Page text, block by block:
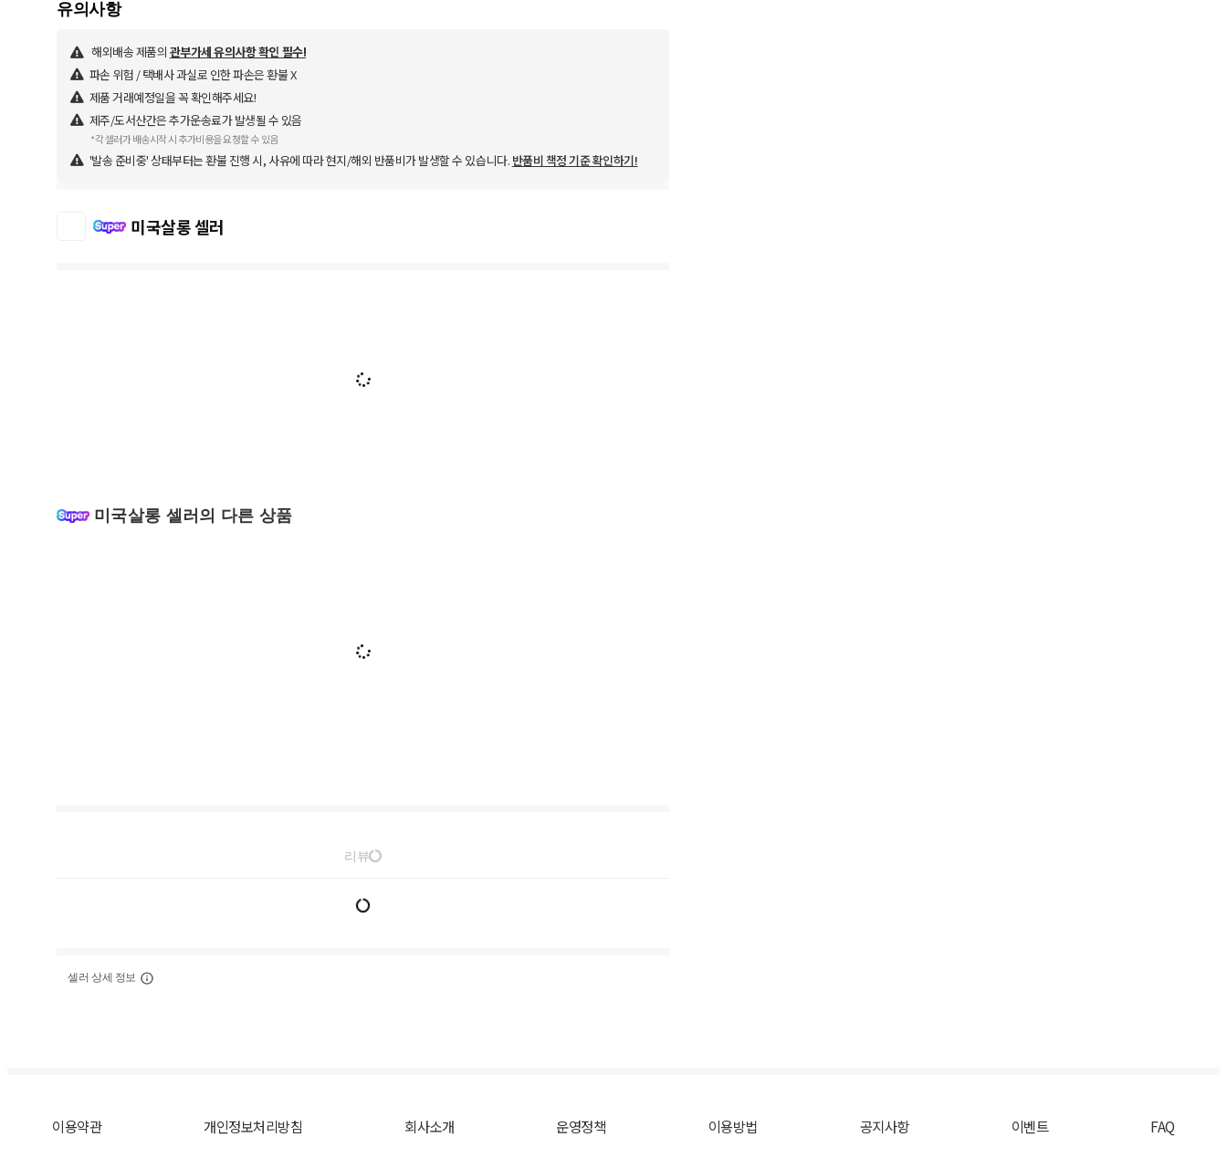
유의사항
해외배송 제품의 관부가세 유의사항 확인 필수!
파손 위험 / 택배사 과실로 인한 파손은 환불 X
제품 거래예정일을 꼭 확인해주세요!
제주/도서산간은 추가운송료가 발생될 수 있음
*각 셀러가 배송시작 시 추가비용을 요청할 수 있음
'발송 준비중' 상태부터는 환불 진행 시, 사유에 따라 현지/해외 반품비가 발생할 수 있습니다. 반품비 책정 기준 확인하기!
미국살롱 셀러
미국살롱 셀러의 다른 상품
리뷰
셀러 상세 정보
이용약관 개인정보처리방침 회사소개 운영정책 이용방법 공지사항 이벤트 FAQ